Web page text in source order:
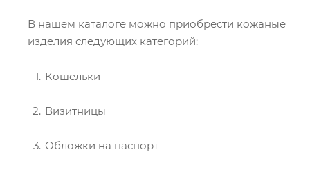
В нашем каталоге можно приобрести кожаные
изделия следующих категорий:
Кошельки
Визитницы
Обложки на паспорт